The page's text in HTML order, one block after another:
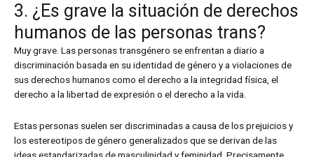
3. ¿Es grave la situación de derechos
humanos de las personas trans?
Muy grave. Las personas transgénero se enfrentan a diario a
discriminación basada en su identidad de género y a violaciones de
sus derechos humanos como el derecho a la integridad física, el
derecho a la libertad de expresión o el derecho a la vida.
Estas personas suelen ser discriminadas a causa de los prejuicios y
los estereotipos de género generalizados que se derivan de las